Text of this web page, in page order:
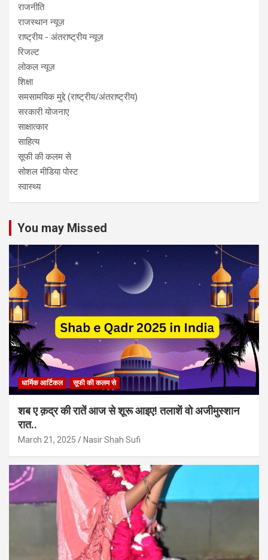
राजनीति
राजस्थान न्यूज़
राष्ट्रीय - अंतराष्ट्रीय न्यूज़
रिजल्ट
लोकल न्यूज़
शिक्षा
समसामयिक मुद्दे (राष्ट्रीय/अंतराष्ट्रीय)
सरकारी योजनाए
साक्षात्कार
साहित्य
सूफी की कलम से
सोशल मीडिया पोस्ट
स्वास्थ्य
You may Missed
धार्मिक आर्टिकल सूफी की कलम से
शब ए क़द्र की रातें आज से शूरू आइए! तलाशें वो अजीमुस्शान
रात..
March 21, 2025 Nasir Shah Sufi